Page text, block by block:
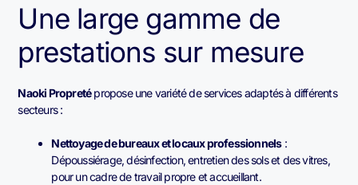
Une large gamme de
prestations sur mesure
Naoki Propretépropose une variété de services adaptés à différents
secteurs :
Nettoyage de bureaux et locaux professionnels:
Dépoussiérage, désinfection, entretien des sols et des vitres,
pour un cadre de travail propre et accueillant.